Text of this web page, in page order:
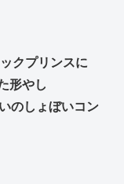
クプリンスに
形やし
のしょぼいコン